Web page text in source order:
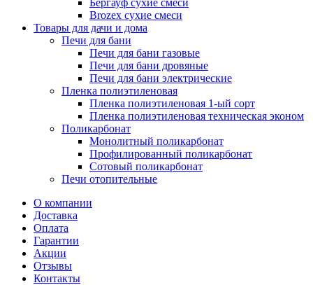
Бергауф сухие смеси
Brozex сухие смеси
Товары для дачи и дома
Печи для бани
Печи для бани газовые
Печи для бани дровяные
Печи для бани электрические
Пленка полиэтиленовая
Пленка полиэтиленовая 1-ый сорт
Пленка полиэтиленовая техническая эконом
Поликарбонат
Монолитный поликарбонат
Профилированный поликарбонат
Сотовый поликарбонат
Печи отопительные
О компании
Доставка
Оплата
Гарантии
Акции
Отзывы
Контакты